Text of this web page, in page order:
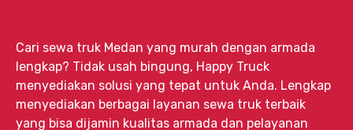
Cari sewa truk Medan yang murah dengan armada
lengkap? Tidak usah bingung, Happy Truck
menyediakan solusi yang tepat untuk Anda. Lengkap
menyediakan berbagai layanan sewa truk terbaik
yang bisa dijamin kualitas armada dan pelayanan